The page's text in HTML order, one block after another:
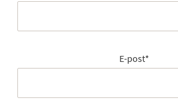
E-post*